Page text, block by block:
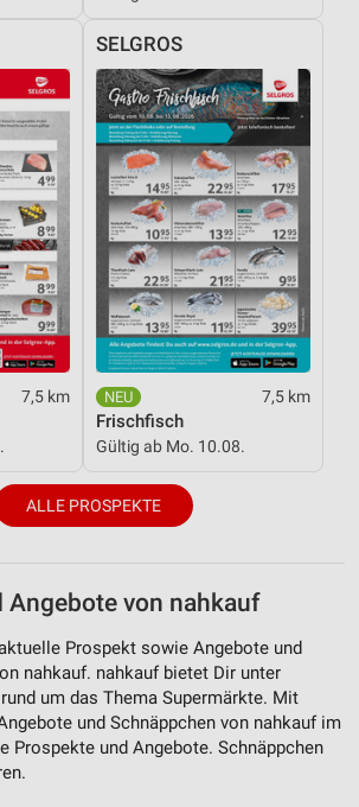
7,5 km
SELGROS
7,5 km
Frischfisch
Gültig ab Mo. 10.08.
ALLE PROSPEKTE
Angebote von nahkauf
Prospekt sowie Angebote und
nahkauf. nahkauf bietet Dir unter
um das Thema Supermärkte. Mit
und Schnäppchen von nahkauf im
Prospekte und Angebote. Schnäppchen